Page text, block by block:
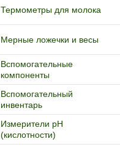
Термометры для молока
Мерные ложечки и весы
Вспомогательные
компоненты
Вспомогательный
инвентарь
Измерители pH
(кислотности)